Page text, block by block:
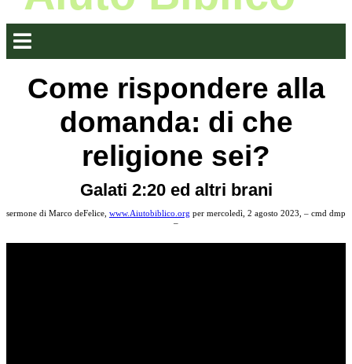
Come rispondere alla
domanda: di che
religione sei?
Galati 2:20 ed altri brani
sermone di Marco deFelice, www.Aiutobiblico.org per mercoledì, 2 agosto 2023, – cmd dmp
–